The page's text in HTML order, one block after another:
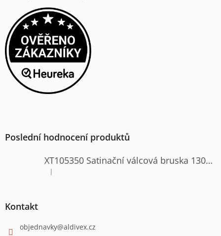
Poslední hodnocení produktů
XT105350 Satinační válcová bruska 1300W
Hodnocení produktu je 4 z 5 hvězdiček.
|
Kontakt
objednavky@aldivex.cz